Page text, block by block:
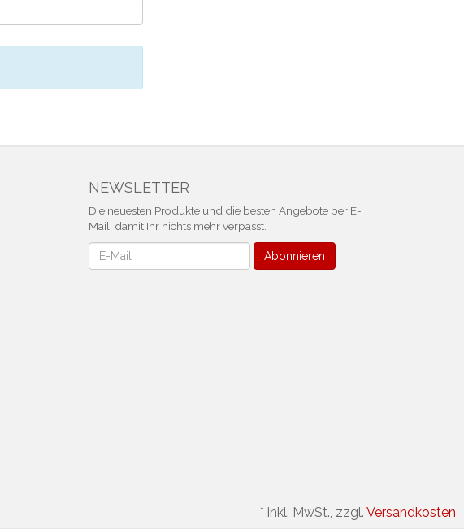
NEWSLETTER
Die neuesten Produkte und die besten Angebote per E-
Mail, damit Ihr nichts mehr verpasst.
Newsletter Abonnieren
* inkl. MwSt., zzgl. Versandkosten